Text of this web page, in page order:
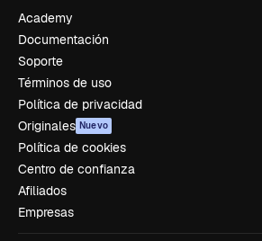
Academy
Documentación
Soporte
Términos de uso
Política de privacidad
Originales Nuevo
Política de cookies
Centro de confianza
Afiliados
Empresas